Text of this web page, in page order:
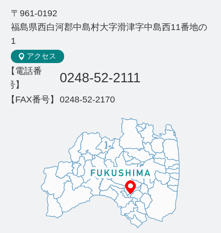
〒961-0192
福島県西白河郡中島村大字滑津字中島西11番地の
1
アクセス
【電話番
号】
0248-52-2111
【FAX番号】 0248-52-2170